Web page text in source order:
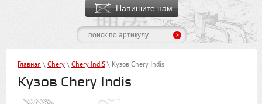
Напишите нам
Главная \ Chery \ Chery IndiS \ Кузов Chery Indis
Кузов Chery Indis